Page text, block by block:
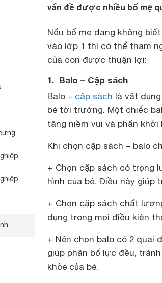
vấn đề được nhiều bố mẹ
Nếu bố mẹ đang không
vào lớp 1 thì có thể tham
của con được thuận lợi:
1. Balo – Cặp sách
Balo – cặp sách là vật
bé tới trường. Một chiếc
tăng niềm vui và phấn
Khi chọn cặp sách – balo
+ Chọn cặp sách có trọng
hình của bé. Điều này giúp
+ Chọn cặp sách chất
dụng trong mọi điều kiện
+ Nên chọn balo có 2 quai
giúp phân bố lực đều,
khỏe của bé.